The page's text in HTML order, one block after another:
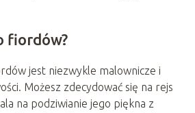
fiordów?
jest niezwykle malownicze i
Możesz zdecydować się na rejs
na podziwianie jego piękna z